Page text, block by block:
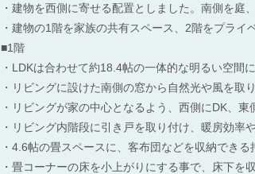
・建物を西側に寄せる配置としました。南側を庭
・建物の1階を家族の共有スペース、2階をプライ
■1階
・LDKは合わせて約18.4帖の一体的な明るい空間に
・リビングに設けた南側の窓から自然光や風を取
・リビングが家の中心となるよう、西側にDK、
・リビング内階段に引き戸を取り付け、暖房効率
・4.6帖の畳スペースに、客布団などを収納できる
・畳コーナーの床を小上がりにする事で、床下を